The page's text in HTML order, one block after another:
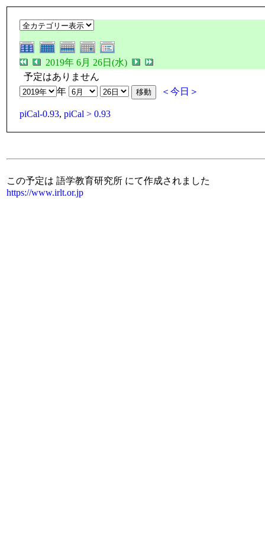
2019年 6月 26日(水)
予定はありません
年
＜今日＞
piCal-0.93, piCal > 0.93
この予定は 語学教育研究所 にて作成されました
https://www.irlt.or.jp